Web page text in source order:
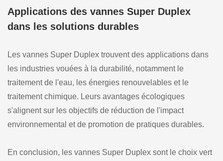
Applications des vannes Super Duplex
dans les solutions durables
Les vannes Super Duplex trouvent des applications dans
les industries vouées à la durabilité, notamment le
traitement de l'eau, les énergies renouvelables et le
traitement chimique. Leurs avantages écologiques
s'alignent sur les objectifs de réduction de l'impact
environnemental et de promotion de pratiques durables.
En conclusion, les vannes Super Duplex sont le choix vert